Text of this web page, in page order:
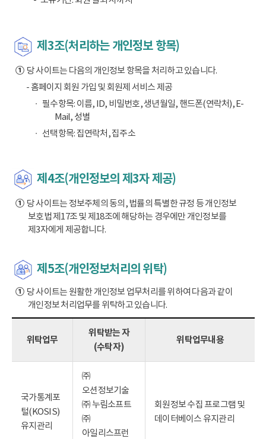
제3조(처리하는 개인정보 항목)
①당 사이트는 다음의 개인정보 항목을 처리하고 있습니다.
- 홈페이지 회원 가입 및 회원제 서비스 제공
필수항목: 이름, ID, 비밀번호, 생년월일, 핸드폰(연락처), E-
Mail, 성별
선택항목: 집연락처, 집주소
제4조(개인정보의 제3자 제공)
①당 사이트는 정보주체의 동의, 법률의 특별한 규정 등 개인정보
보호법 제17조 및 제18조에 해당하는 경우에만 개인정보를
제3자에게 제공합니다.
제5조(개인정보처리의 위탁)
①당 사이트는 원활한 개인정보 업무처리를 위하여 다음과 같이
개인정보 처리업무를 위탁하고 있습니다.
위탁업무
위탁받는 자
(수탁자)
위탁업무내용
국가통계포
털(KOSIS)
유지관리
㈜
오션정보기술
㈜ 누림소프트
㈜
아일리스프런
회원정보 수집 프로그램 및
데이터베이스 유지관리